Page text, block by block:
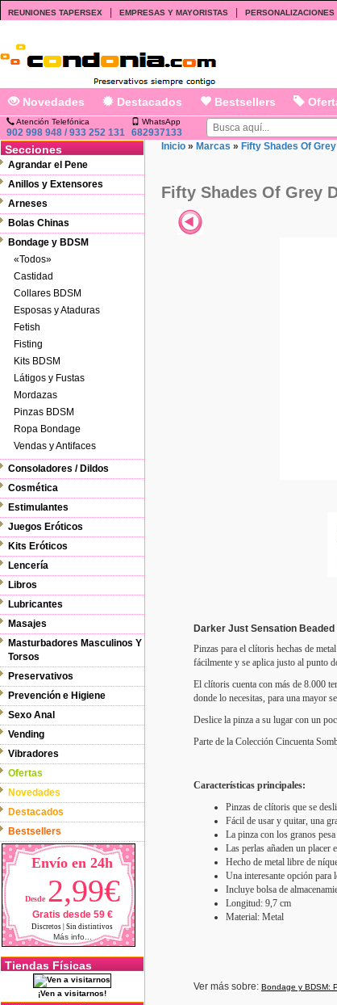
REUNIONES TAPERSEX EMPRESAS Y MAYORISTAS PERSONALIZACIONES
Novedades Destacados Bestsellers
Atención Telefónica
902 998 948 / 933 252 131
WhatsApp
682937133
Secciones
Agrandar el Pene
Anillos y Extensores
Arneses
Bolas Chinas
Bondage y BDSM
«Todos»
Castidad
Collares BDSM
Esposas y Ataduras
Fetish
Fisting
Kits BDSM
Látigos y Fustas
Mordazas
Pinzas BDSM
Ropa Bondage
Vendas y Antifaces
Consoladores / Dildos
Cosmética
Estimulantes
Juegos Eróticos
Kits Eróticos
Lencería
Libros
Lubricantes
Masajes
Masturbadores Masculinos Y
Torsos
Preservativos
Prevención e Higiene
Sexo Anal
Vending
Vibradores
Ofertas
Novedades
Destacados
Bestsellers
Envío en 24h
Desde 2,99€
Gratis desde 59 €
Discretos | Sin distintivos
Más info...
Tiendas Físicas
¡Ven a visitarnos!
Inicio » Marcas » Fifty Shades Of Grey
Fifty Shades Of Grey
Darker Just Sensation
Pinzas para el clítoris hechas de
fácilmente y se aplica justo al punto
El clítoris cuenta con más de 8.000
donde lo necesitas, para una mayor
Deslice la pinza a su lugar con un
Parte de la Colección Cincuenta
Características principales:
Pinzas de clítoris que se
Fácil de usar y quitar, una
La pinza con los granos
Las perlas añaden un placer
Hecho de metal libre de
Una interesante opción para
Incluye bolsa de
Longitud: 9,7 cm
Material: Metal
Ver más sobre: Bondage y BDSM: